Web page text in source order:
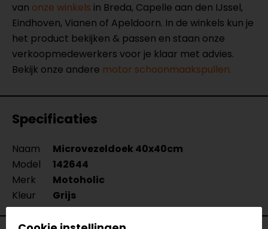
van onze winkels in Breda, Capelle aan den IJssel,
Eindhoven, Vianen of Apeldoorn. In de winkels kun je
het product bekijken & passen en staan onze
verkoopmedewerkers voor je klaar met advies.
Bekijk onze andere motor schoonmaakspullen.
Specificaties
Naam
Microvezeldoek 40x40cm
Model
142644
Merk
Motoholic
Kleur
Grijs